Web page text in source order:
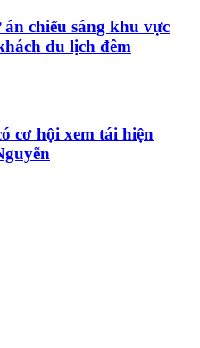
chiếu sáng khu vực
du lịch đêm
cơ hội xem tái hiện